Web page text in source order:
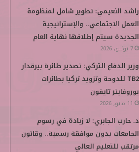
راشد النعيمي: تطوير شامل لمنظومة
العمل الاجتماعي.. والإستراتيجية
الجديدة سيتم إطلاقها نهاية العام
7 يونيو, 2026
وزير الدفاع التركي: تصدير طائرة بيرقدار
TB2 للدوحة وتزويد تركيا بطائرات
يوروفايتر تايفون
11 مايو, 2026
د. حارب الجابري: لا زيادة في رسوم
الجامعات بدون موافقة رسمية.. وقانون
مرتقب للتعليم العالي